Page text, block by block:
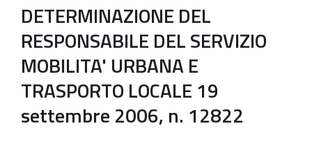
DETERMINAZIONE DEL
RESPONSABILE DEL SERVIZIO
MOBILITA' URBANA E
TRASPORTO LOCALE 19
settembre 2006, n. 12822